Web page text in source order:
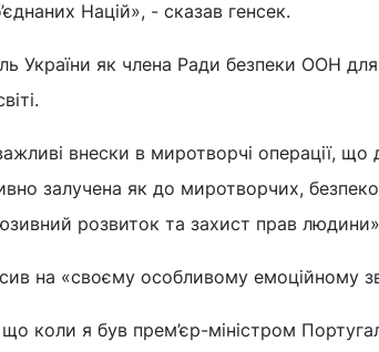
Націй», - сказав генсек.
України як члена Ради безпеки ООН
внески в миротворчі операції,
залучена як до миротворчих,
розвиток та захист прав
на «своєму особливому емоційному
коли я був прем’єр-міністром